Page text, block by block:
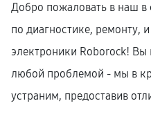
Добро пожаловать в наш в
по диагностике, ремонту,
электроники Roborock!
любой проблемой - мы в
устраним, предоставив